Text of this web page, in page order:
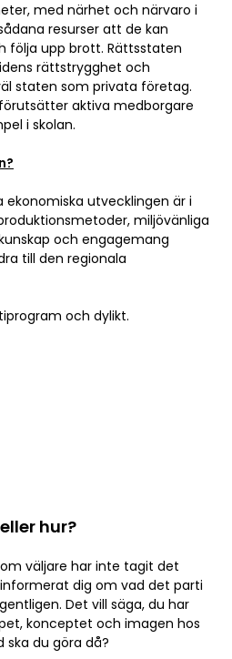
med närhet och närvaro i
resurser att de kan
följa upp brott. Rättsstaten
rättstrygghet och
staten som privata företag.
aktiva medborgare
i skolan.
ekonomiska utvecklingen är i
miljövänliga
och engagemang
till den regionala
och dylikt.
hur?
väljare har inte tagit det
dig om vad det parti
Det vill säga, du har
konceptet och imagen hos
du göra då?